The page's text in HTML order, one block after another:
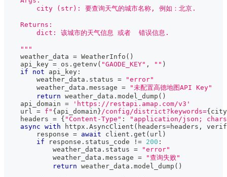
        city (str): 要查询天气的城市名称, 例如：北京.
    Returns:
        dict: 该城市的天气信息 或者  错误信息.
    """
    weather_data
= WeatherInfo ( )
    api_key
= os . getenv ( "GAODE_KEY" , "" )
if
not api_key :
        weather_data
. status =
"error"
        weather_data
. message =
"未配置高德地图API Key"
return weather_data . model_dump ( )
    api_domain
=
'https://restapi.amap.com/v3'
    url
= f" { api_domain }/config/district?keywords={ city
    headers
= { "Content-Type" :
"application/json;
async with httpx . AsyncClient ( headers=headers ,
        response
= await client . get ( url )
if response . status_code != 200 :
            weather_data
. status =
"error"
            weather_data
. message =
"查询失败"
return weather_data . model_dump ( )